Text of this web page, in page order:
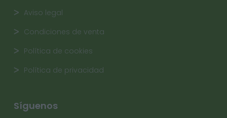
Aviso legal
Condiciones de venta
Política de cookies
Política de privacidad
Síguenos